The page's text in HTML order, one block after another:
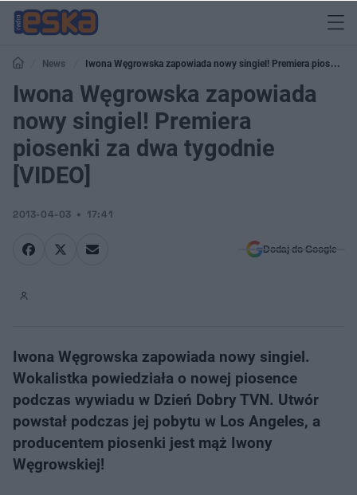
News
Iwona Węgrowska zapowiada nowy singiel! Premiera piosenki
za dwa tygodnie [VIDEO]
Iwona Węgrowska zapowiada
nowy singiel! Premiera
piosenki za dwa tygodnie
[VIDEO]
2013-04-03 17:41
Dodaj do Google
Iwona Węgrowska zapowiada nowy singiel.
Wokalistka powiedziała o nowej piosence
podczas wywiadu w Dzień Dobry TVN. Utwór
powstał podczas jej pobytu w Los Angeles, a
producentem piosenki jest mąż Iwony
Węgrowskiej!